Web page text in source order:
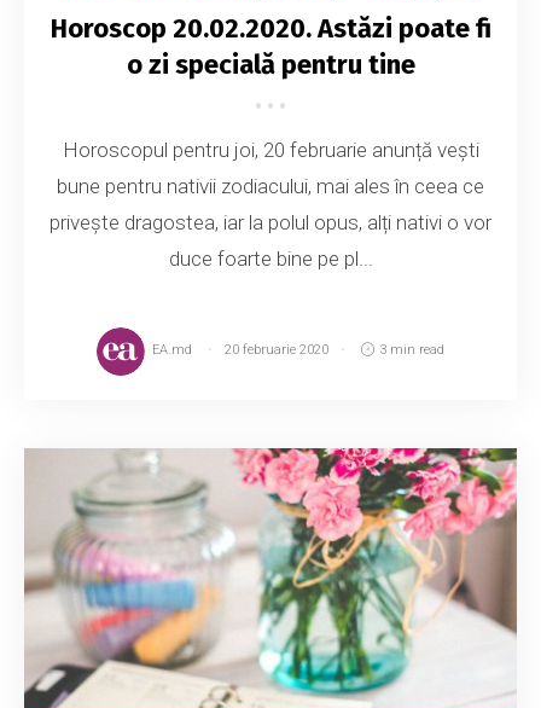
Horoscop 20.02.2020. Astăzi poate fi
o zi specială pentru tine
Horoscopul pentru joi, 20 februarie anunță vești
bune pentru nativii zodiacului, mai ales în ceea ce
privește dragostea, iar la polul opus, alți nativi o vor
duce foarte bine pe pl...
EA.md 20 februarie 2020 3 min read